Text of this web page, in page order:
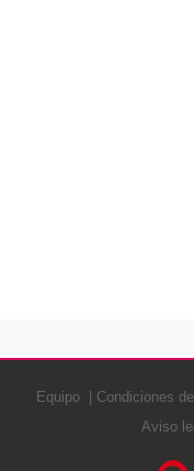
Equipo Condiciones
Aviso